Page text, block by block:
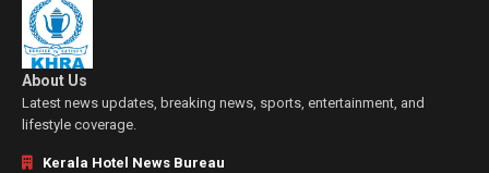
About Us
Latest news updates, breaking news, sports, entertainment, and
lifestyle coverage.
Kerala Hotel News Bureau